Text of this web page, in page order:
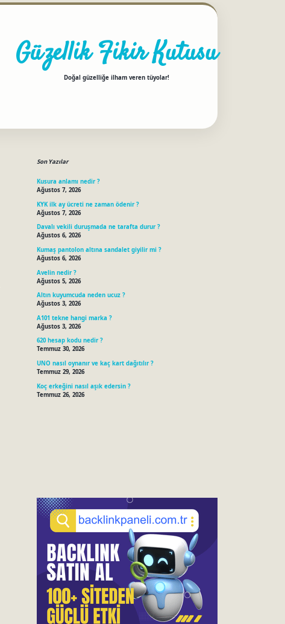
Güzellik Fikir Kutusu
Doğal güzelliğe ilham veren tüyolar!
Son Yazılar
Kusura anlamı nedir ?
Ağustos 7, 2026
KYK ilk ay ücreti ne zaman ödenir ?
Ağustos 7, 2026
Davalı vekili duruşmada ne tarafta durur ?
Ağustos 6, 2026
Kumaş pantolon altına sandalet giyilir mi ?
Ağustos 6, 2026
Avelin nedir ?
Ağustos 5, 2026
Altın kuyumcuda neden ucuz ?
Ağustos 3, 2026
A101 tekne hangi marka ?
Ağustos 3, 2026
620 hesap kodu nedir ?
Temmuz 30, 2026
UNO nasıl oynanır ve kaç kart dağıtılır ?
Temmuz 29, 2026
Koç erkeğini nasıl aşık edersin ?
Temmuz 26, 2026